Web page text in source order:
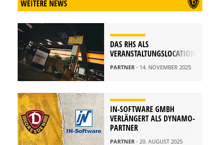
WEITERE NEWS
DAS RHS ALS
VERANSTALTUNGSLOCATION
PARTNER - 14. NOVEMBER 2025
IN-SOFTWARE GMBH
VERLÄNGERT ALS DYNAMO-
PARTNER
PARTNER - 20. AUGUST 2025